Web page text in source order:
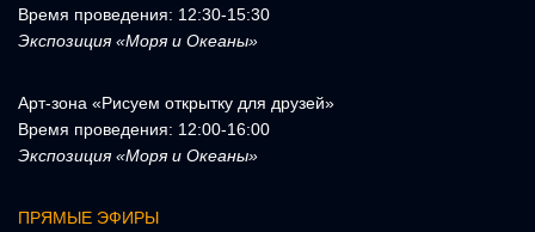
Время проведения: 12:30-15:30
Экспозиция «Моря и Океаны»
Арт-зона «Рисуем открытку для друзей»
Время проведения: 12:00-16:00
Экспозиция «Моря и Океаны»
ПРЯМЫЕ ЭФИРЫ